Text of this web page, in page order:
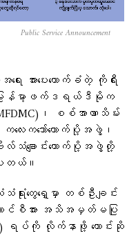
Public Service Announcement
အားပေးထောက်ခံတဲ့ ကိုရီး
ြန်မာ့ဖက်ဒရယ်ဒီမိုက
၊ စစ်အာဏာသိမ်း
လေးကဘော်ထောက်ပို့အဖွဲ့၊
သံချောင်းထောက်ပို့အဖွဲ့တို့
တယ်။
တွေရှေ့မှာ တစ်ဦးချင်း
ာင်စီအား အသိအမှတ်မပြု
ပ်ကို လိုက်နာဖို့ တောင်းဆို